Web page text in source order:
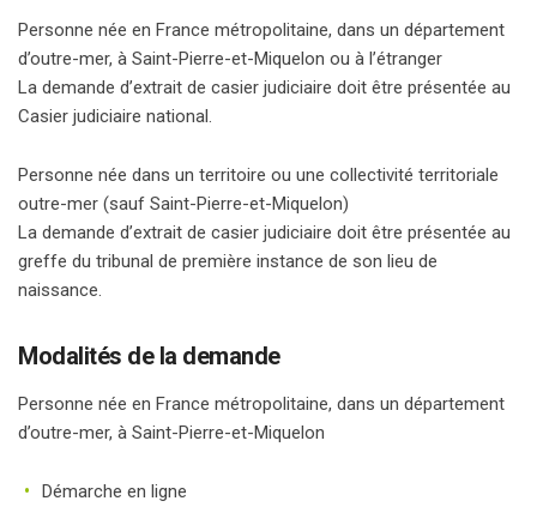
Personne née en France métropolitaine, dans un département
d’outre-mer, à Saint-Pierre-et-Miquelon ou à l’étranger
La demande d’extrait de casier judiciaire doit être présentée au
Casier judiciaire national.
Personne née dans un territoire ou une collectivité territoriale
outre-mer (sauf Saint-Pierre-et-Miquelon)
La demande d’extrait de casier judiciaire doit être présentée au
greffe du tribunal de première instance de son lieu de
naissance.
Modalités de la demande
Personne née en France métropolitaine, dans un département
d’outre-mer, à Saint-Pierre-et-Miquelon
Démarche en ligne